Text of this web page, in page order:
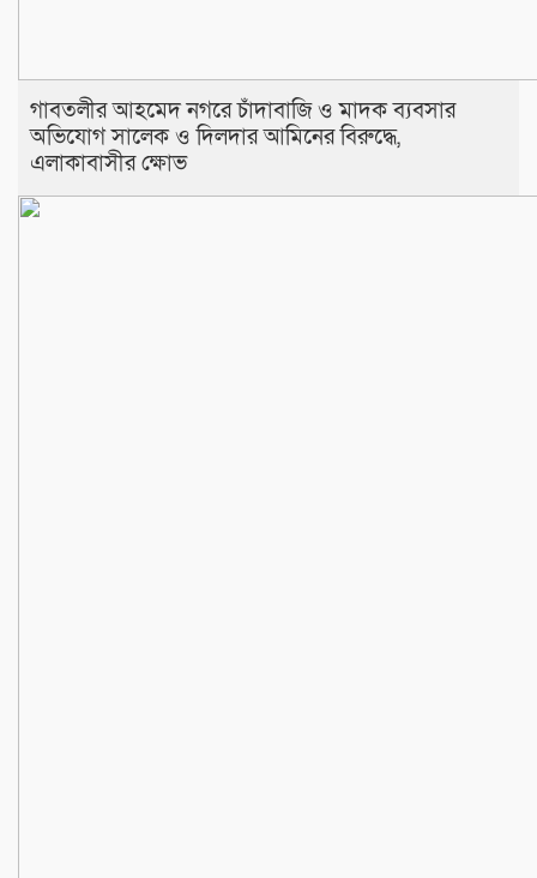
​গাবতলীর আহমেদ নগরে চাঁদাবাজি ও মাদক ব্যবসার
অভিযোগ সালেক ও দিলদার আমিনের বিরুদ্ধে,
এলাকাবাসীর ক্ষোভ